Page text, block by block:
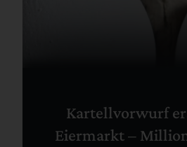
Kartellvorwurf
Eiermarkt –